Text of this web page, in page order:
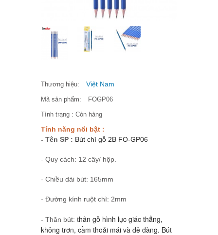
Thương hiệu: Việt Nam
Mã sản phẩm: FOGP06
Tình trạng : Còn hàng
Tính năng nổi bật :
- Tên SP : Bút chì gỗ 2B FO-GP06
- Quy cách: 12 cây/ hộp.
- Chiều dài bút: 165mm
- Đường kính ruột chì: 2mm
- Thân bút: thân gỗ hình lục giác thẳng,
không trơn, cầm thoải mái và dễ dàng. Bút